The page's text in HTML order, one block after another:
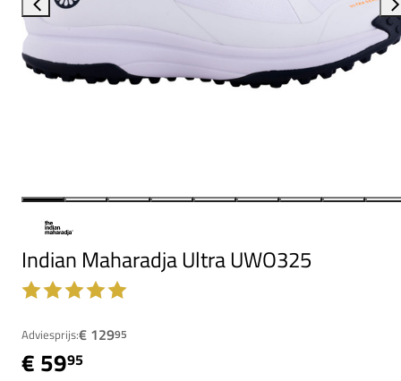
Indian Maharadja Ultra UWO325
Adviesprijs:€ 12995
€ 5995